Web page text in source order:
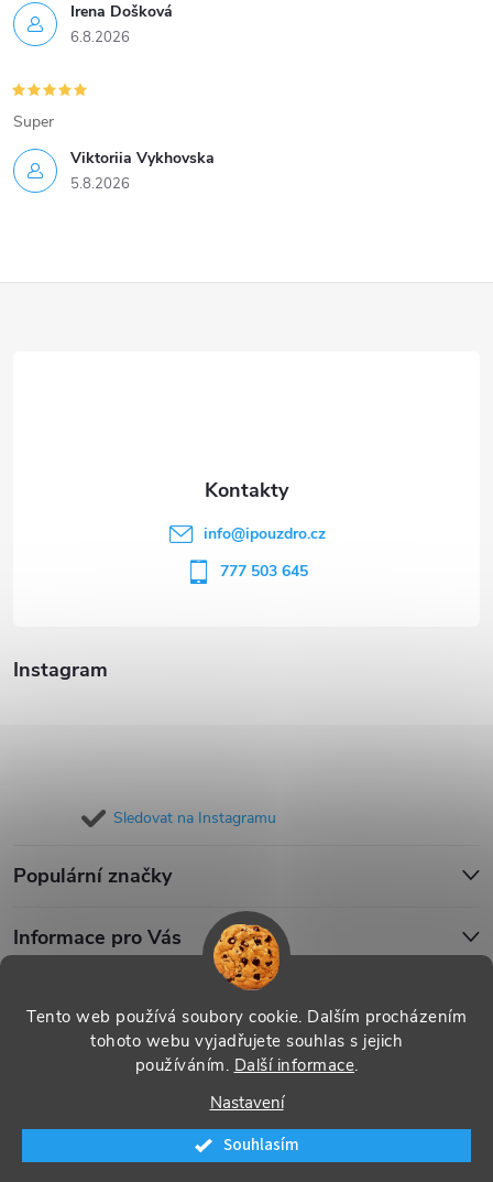
Tento web používá soubory cookie. Dalším procházením
tohoto webu vyjadřujete souhlas s jejich
používáním. Další informace.
Nastavení
Souhlasím
Irena Došková
6.8.2026
Viktoriia Vykhovska
5.8.2026
Super
Instagram
Sledovat na Instagramu
Populární značky
Informace pro Vás
info@ipouzdro.cz
777 503 645
Vytvořil Shoptet
Copyright 2026 . Všechna práva vyhrazena.
nastavení cookies